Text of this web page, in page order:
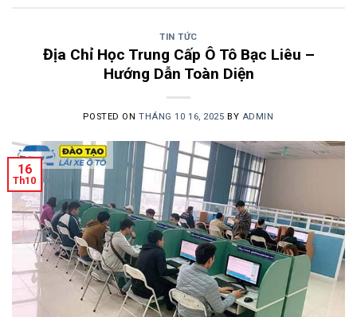
TIN TỨC
Địa Chỉ Học Trung Cấp Ô Tô Bạc Liêu –
Hướng Dẫn Toàn Diện
POSTED ON THÁNG 10 16, 2025 BY ADMIN
16
Th10